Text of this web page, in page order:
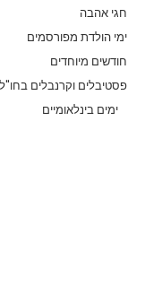
חגי אהבה
ימי הולדת מפורסמים
חודשים מיוחדים
פסטיבלים וקרנבלים בחו"ל
ימים בינלאומיים